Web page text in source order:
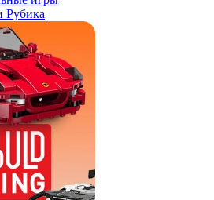
Рубика